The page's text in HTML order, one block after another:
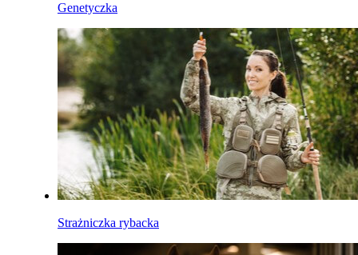
Genetyczka
Strażniczka rybacka